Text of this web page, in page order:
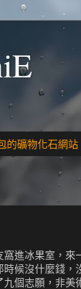
的礦物化石網站
進冰果室，來
候沒什麼錢，
個志願，非美